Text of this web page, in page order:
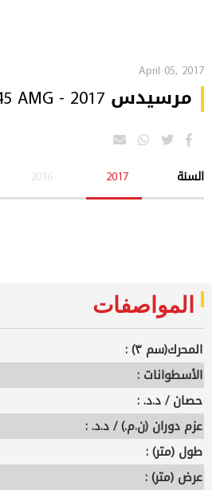
April 05, 2017
مرسيدس A45 AMG - 2017
السنة 2017
2016
المواصفات
المحرك(سم ٣) :
الأسطوانات :
حصان / د.د. :
عزم دوران (ن.م.) / د.د. :
طول (متر) :
عرض (متر) :